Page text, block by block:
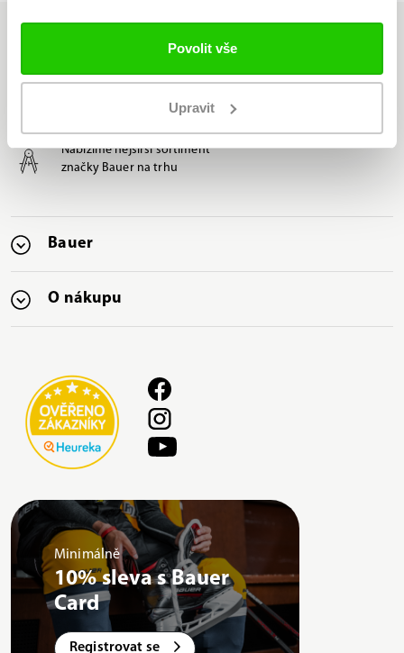
Povolit vše
Upravit
distributor značky Bauer v ČR
Nabízíme nejširší sortiment
značky Bauer na trhu
Bauer
O nákupu
Minimálně
10% sleva s Bauer
Card
Registrovat se